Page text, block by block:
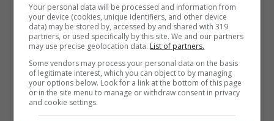
Chi era l’uomo ritrovato? Lo scheletro
appartiene ad unmaschio di età matura, tra i
40 e i 45 anni al momento della morte. I resti
sono stati ritrovati alla base dell’altissimo muro
di pietra lavica che oggi chiude l’antico fronte a
mare. La posizione era riversa con la testa
all’indietro in direzione del mare, intorno a sé
pesanti legni carbonizzati. La trave di un tetto –
Your personal data will be processed and information from
your device (cookies, unique identifiers, and other device
data) may be stored by, accessed by and shared with 319
partners, or used specifically by this site. We and our partners
may use precise geolocation data. List of partners.
Some vendors may process your personal data on the basis
of legitimate interest, which you can object to by managing
your options below. Look for a link at the bottom of this page
or in the site menu to manage or withdraw consent in privacy
and cookie settings.